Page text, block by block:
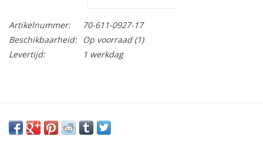
Artikelnummer:
70-611-0927-17
Beschikbaarheid:
Op voorraad(1)
Levertijd:
1 werkdag